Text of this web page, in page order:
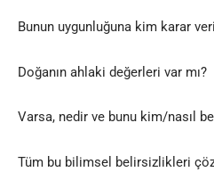
Bunun uygunluğuna kim karar
Doğanın ahlaki değerleri var mı?
Varsa, nedir ve bunu kim/nasıl
Tüm bu bilimsel belirsizlikleri